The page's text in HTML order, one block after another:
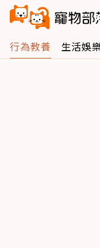
行為教養 生活娛